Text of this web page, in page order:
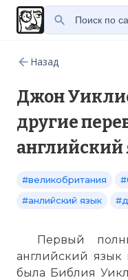
Назад
Джон
другие
английский
#великобритания
#анлийский язык
Первый
английский язык
была Библия